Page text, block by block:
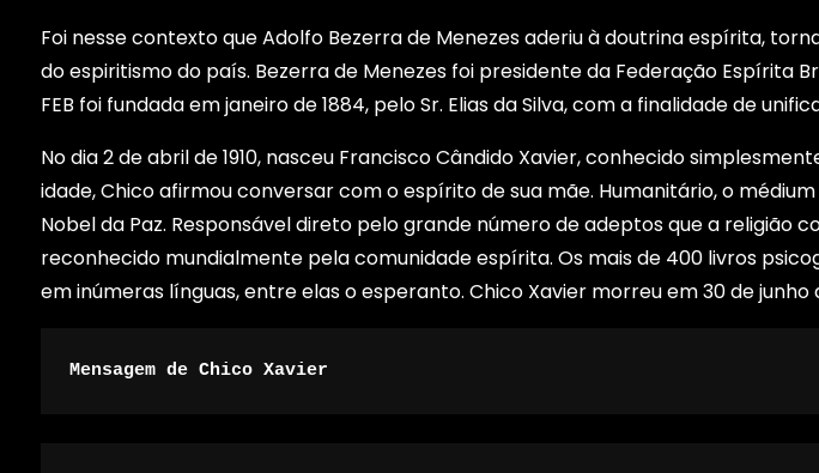
Foi nesse contexto que Adolfo Bezerra de Menezes aderiu à doutrina espírita,
do espiritismo do país. Bezerra de Menezes foi presidente da Federação Espírita
FEB foi fundada em janeiro de 1884, pelo Sr. Elias da Silva, com a finalidade de
No dia 2 de abril de 1910, nasceu Francisco Cândido Xavier, conhecido
idade, Chico afirmou conversar com o espírito de sua mãe. Humanitário, o
Nobel da Paz. Responsável direto pelo grande número de adeptos que a religião
reconhecido mundialmente pela comunidade espírita. Os mais de 400 livros
em inúmeras línguas, entre elas o esperanto. Chico Xavier morreu em 30 de junho
Mensagem de Chico Xavier